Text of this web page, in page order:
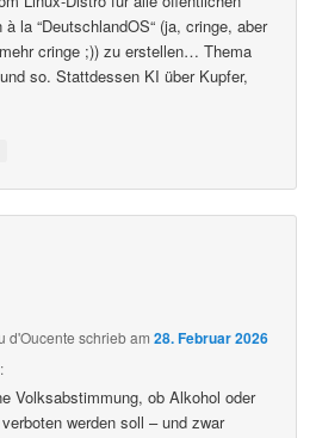
à la “DeutschlandOS“ (ja, cringe, aber
cringe ;)) zu erstellen… Thema
so. Stattdessen KI über Kupfer,
d'Oucente schriebam28. Februar 2026
:
Volksabstimmung, ob Alkohol oder
werden soll – und zwar